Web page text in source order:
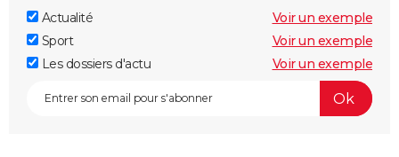
Actualité
Voir un exemple
Sport
Voir un exemple
Les dossiers d'actu
Voir un exemple